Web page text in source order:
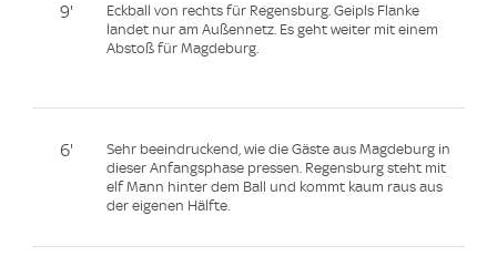
9'
Eckball von rechts für Regensburg. Geipls Flanke
landet nur am Außennetz. Es geht weiter mit einem
Abstoß für Magdeburg.
6'
Sehr beeindruckend, wie die Gäste aus Magdeburg in
dieser Anfangsphase pressen. Regensburg steht mit
elf Mann hinter dem Ball und kommt kaum raus aus
der eigenen Hälfte.